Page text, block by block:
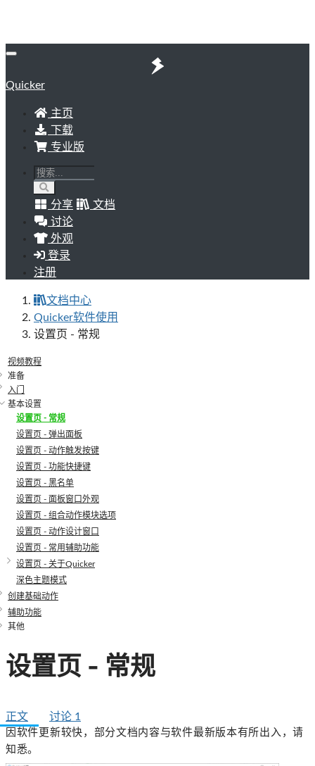
Quicker
主页
下载
专业版
分享
文档
讨论
外观
登录
注册
文档中心
Quicker软件使用
设置页 - 常规
视频教程
准备
入门
基本设置
设置页 - 常规
设置页 - 弹出面板
设置页 - 动作触发按键
设置页 - 功能快捷键
设置页 - 黑名单
设置页 - 面板窗口外观
设置页 - 组合动作模块选项
设置页 - 动作设计窗口
设置页 - 常用辅助功能
设置页 - 关于Quicker
深色主题模式
创建基础动作
辅助功能
其他
设置页 - 常规
正文 讨论 1
因软件更新较快，部分文档内容与软件最新版本有所出入，请
知悉。